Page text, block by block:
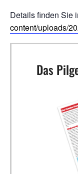
Details finden Sie
content/uploads/
Das